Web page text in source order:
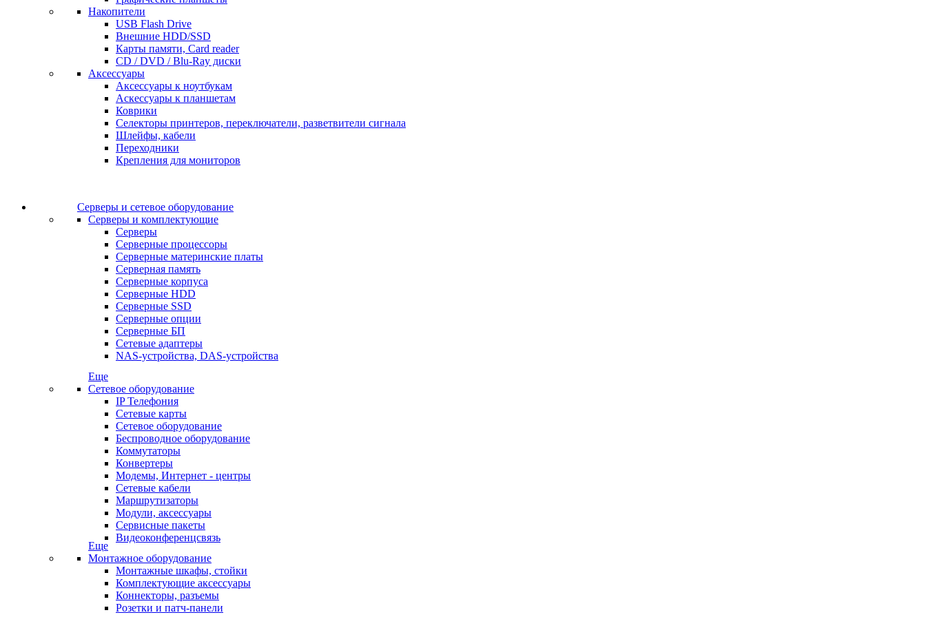
Накопители
USB Flash Drive
Внешние HDD/SSD
Карты памяти, Card reader
CD / DVD / Blu-Ray диски
Аксессуары
Аксессуары к ноутбукам
Аскессуары к планшетам
Коврики
Селекторы принтеров, переключатели, разветвители сигнала
Шлейфы, кабели
Переходники
Крепления для мониторов
Серверы и сетевое оборудование
Серверы и комплектующие
Серверы
Серверные процессоры
Серверные материнские платы
Серверная память
Серверные корпуса
Серверные HDD
Серверные SSD
Серверные опции
Серверные БП
Сетевые адаптеры
NAS-устройства, DAS-устройства
Еще
Сетевое оборудование
IP Телефония
Сетевые карты
Сетевое оборудование
Беспроводное оборудование
Коммутаторы
Конвертеры
Модемы, Интернет - центры
Сетевые кабели
Маршрутизаторы
Модули, аксессуары
Сервисные пакеты
Видеоконференцсвязь
Еще
Монтажное оборудование
Монтажные шкафы, стойки
Комплектующие аксессуары
Коннекторы, разъемы
Розетки и патч-панели